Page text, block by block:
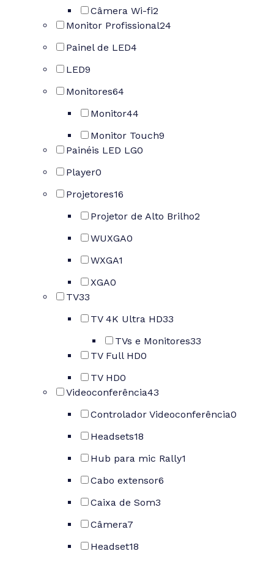
Câmera Wi-fi2
Monitor Profissional24
Painel de LED4
LED9
Monitores64
Monitor44
Monitor Touch9
Painéis LED LG0
Player0
Projetores16
Projetor de Alto Brilho2
WUXGA0
WXGA1
XGA0
TV33
TV 4K Ultra HD33
TVs e Monitores33
TV Full HD0
TV HD0
Videoconferência43
Controlador Videoconferência0
Headsets18
Hub para mic Rally1
Cabo extensor6
Caixa de Som3
Câmera7
Headset18